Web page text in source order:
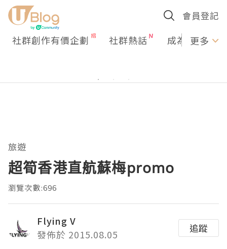
會員登記
社群創作有價企劃 社群熱話 成為U更多
旅遊
超筍香港直航蘇梅promo
瀏覽次數:696
Flying V
發佈於 2015.08.05
追蹤